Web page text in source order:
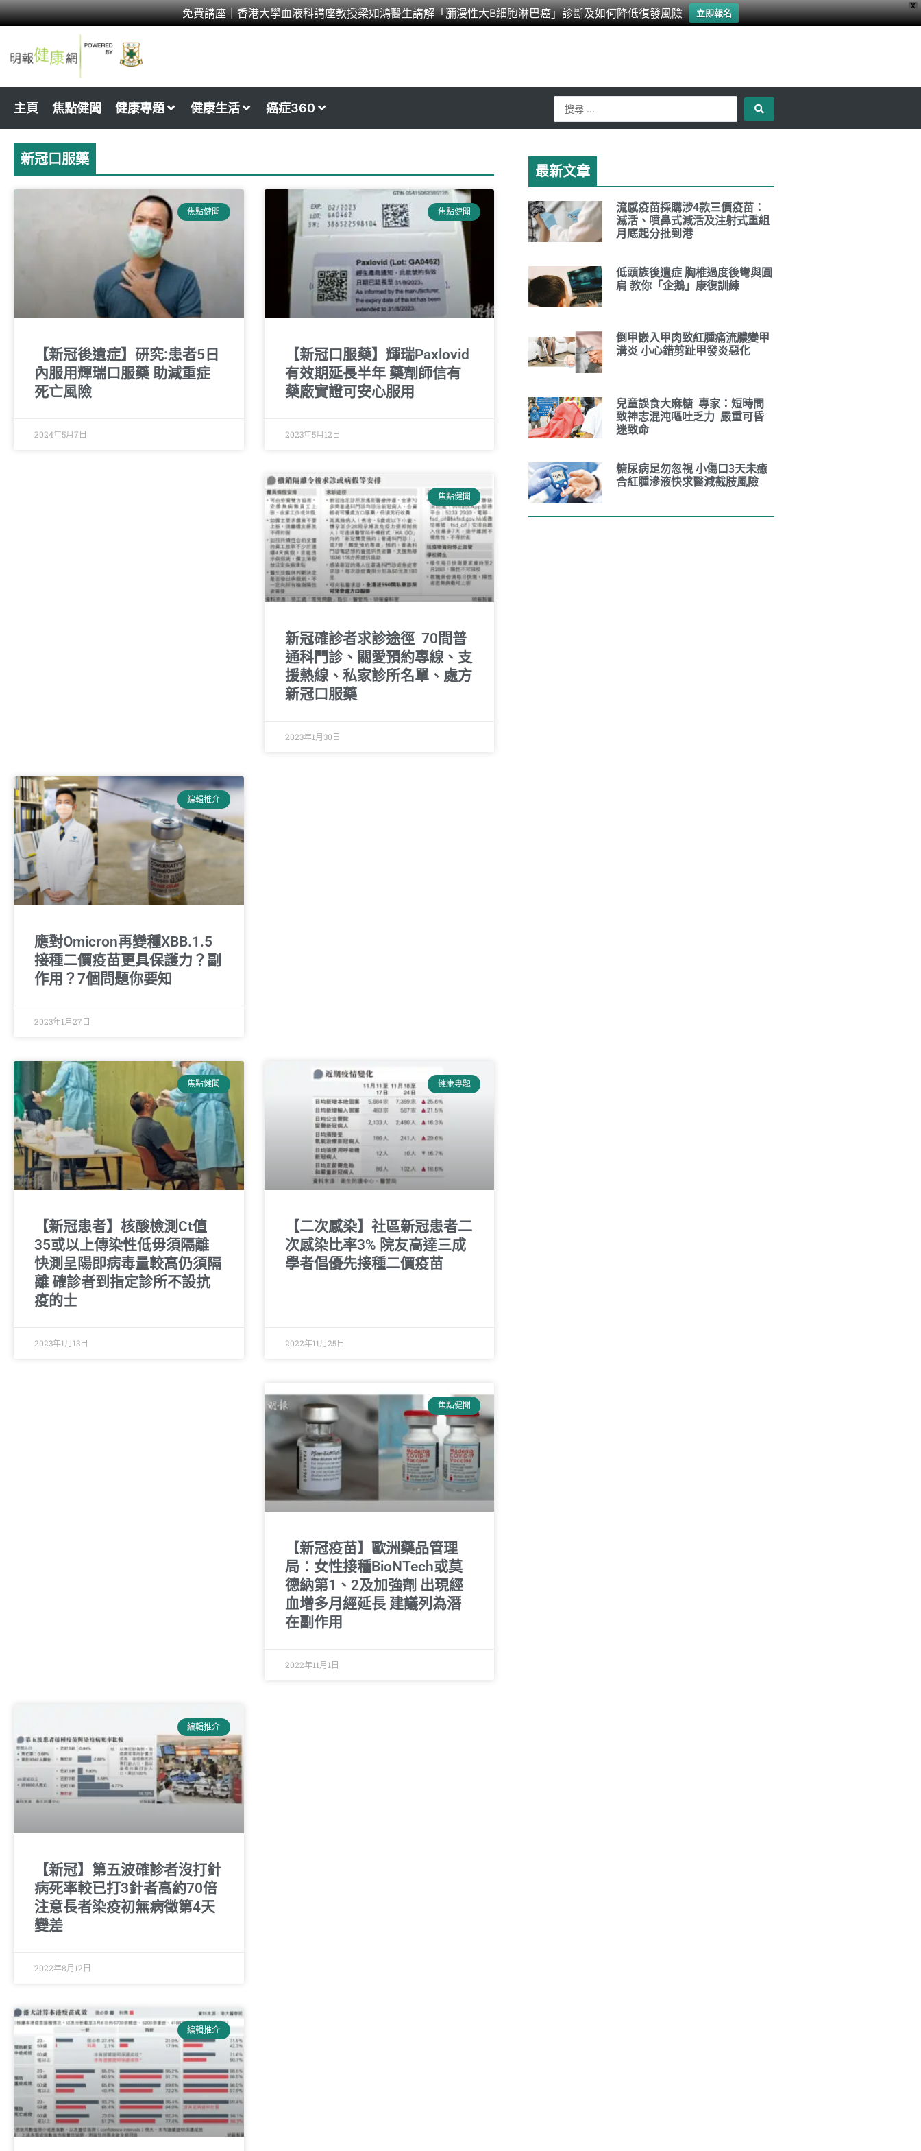
X
免費講座｜香港大學血液科講座教授梁如鴻醫生講解「瀰漫性大B細胞淋巴癌」診斷及如何降低復發風險 立即報名
Skip
to
content
主頁 焦點健聞 健康專題 健康生活 癌症360
Search
...
新冠口服藥
焦點健聞
【新冠後遺症】研究:患者5日
內服用輝瑞口服藥 助減重症
死亡風險
2024年5月7日
焦點健聞
【新冠口服藥】輝瑞Paxlovid
有效期延長半年 藥劑師信有
藥廠實證可安心服用
2023年5月12日
焦點健聞
新冠確診者求診途徑 70間普
通科門診、關愛預約專線、支
援熱線、私家診所名單、處方
新冠口服藥
2023年1月30日
編輯推介
應對Omicron再變種XBB.1.5
接種二價疫苗更具保護力？副
作用？7個問題你要知
2023年1月27日
焦點健聞
【新冠患者】核酸檢測Ct值
35或以上傳染性低毋須隔離
快測呈陽即病毒量較高仍須隔
離 確診者到指定診所不設抗
疫的士
2023年1月13日
健康專題
【二次感染】社區新冠患者二
次感染比率3% 院友高達三成
學者倡優先接種二價疫苗
2022年11月25日
焦點健聞
【新冠疫苗】歐洲藥品管理
局：女性接種BioNTech或莫
德納第1、2及加強劑 出現經
血增多月經延長 建議列為潛
在副作用
2022年11月1日
編輯推介
【新冠】第五波確診者沒打針
病死率較已打3針者高約70倍
注意長者染疫初無病徵第4天
變差
2022年8月12日
編輯推介
最新文章
流感疫苗採購涉4款三價疫苗：
滅活、噴鼻式減活及注射式重組
月底起分批到港
低頭族後遺症 胸椎過度後彎與圓
肩 教你「企鵝」康復訓練
倒甲嵌入甲肉致紅腫痛流膿變甲
溝炎 小心錯剪趾甲發炎惡化
兒童誤食大麻糖 專家：短時間
致神志混沌嘔吐乏力 嚴重可昏
迷致命
糖尿病足勿忽視 小傷口3天未癒
合紅腫滲液快求醫減截肢風險